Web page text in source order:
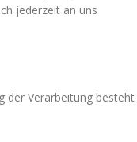
jederzeit an uns
der Verarbeitung besteht